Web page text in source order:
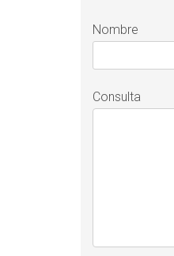
Nombre
Consulta